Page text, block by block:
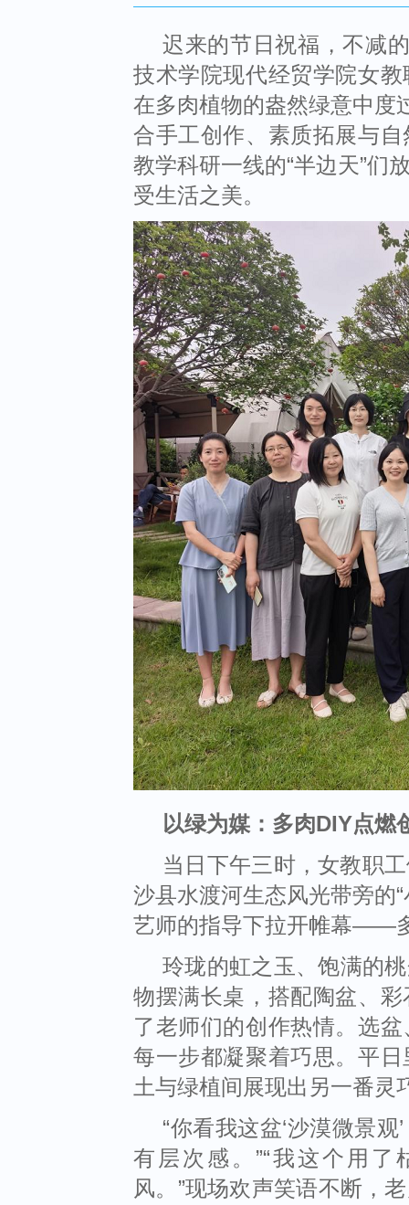
迟来的节日祝福，不减
技术学院现代经贸学院女
在多肉植物的盎然绿意中度
合手工创作、素质拓展与
教学科研一线的“半边天”们
受生活之美。
以绿为媒：多肉DIY点燃
当日下午三时，女教职
沙县水渡河生态风光带旁的“
艺师的指导下拉开帷幕——
玲珑的虹之玉、饱满的
物摆满长桌，搭配陶盆、
了老师们的创作热情。选
每一步都凝聚着巧思。平
土与绿植间展现出另一番灵
“你看我这盆‘沙漠微景观’
有层次感。 ”“我这个用了
风。 ”现场欢声笑语不断，